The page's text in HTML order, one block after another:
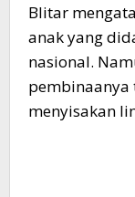
Blitar
anak yang
nasional.
pembinaanya
menyisakan